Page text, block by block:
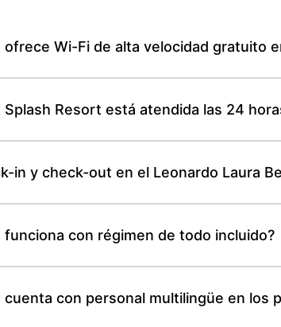
ofrece Wi-Fi de alta velocidad gratuito
Resort está atendida las 24
in y check-out en el Leonardo Laura
funciona con régimen de todo incluido?
cuenta con personal multilingüe en los